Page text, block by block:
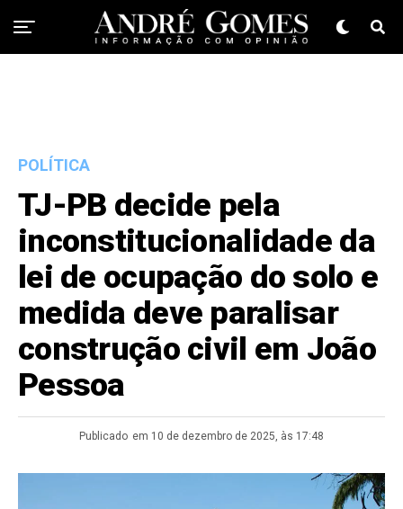
POLÍTICA
TJ-PB decide pela
inconstitucionalidade da
lei de ocupação do solo e
medida deve paralisar
construção civil em João
Pessoa
Publicado em 10 de dezembro de 2025, às 17:48